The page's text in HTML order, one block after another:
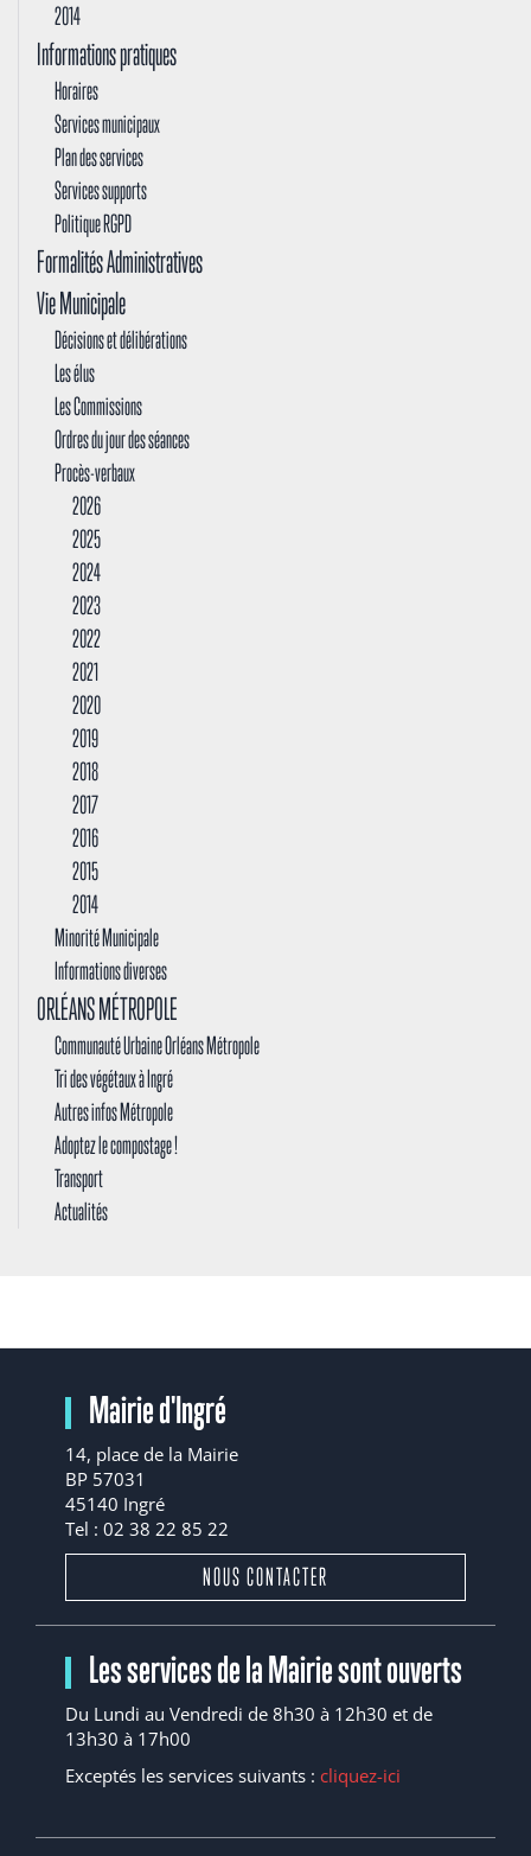
2014
Informations pratiques
Horaires
Services municipaux
Plan des services
Services supports
Politique RGPD
Formalités Administratives
Vie Municipale
Décisions et délibérations
Les élus
Les Commissions
Ordres du jour des séances
Procès-verbaux
2026
2025
2024
2023
2022
2021
2020
2019
2018
2017
2016
2015
2014
Minorité Municipale
Informations diverses
ORLÉANS MÉTROPOLE
Communauté Urbaine Orléans Métropole
Tri des végétaux à Ingré
Autres infos Métropole
Adoptez le compostage !
Transport
Actualités
Mairie d'Ingré
14, place de la Mairie
BP 57031
45140 Ingré
Tel : 02 38 22 85 22
NOUS CONTACTER
Les services de la Mairie sont ouverts
Du Lundi au Vendredi de 8h30 à 12h30 et de
13h30 à 17h00
Exceptés les services suivants : cliquez-ici